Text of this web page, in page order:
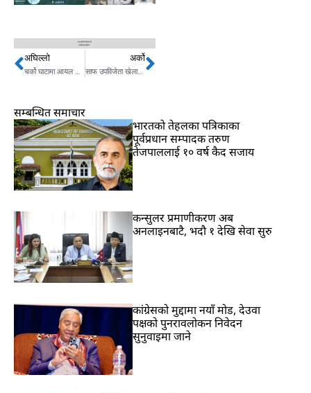
Prev
अघिल्लो
चर्को घाटामा आयल निगम, आपूर्ति व्यवस्थामा व्यवधान आउन सक्ने
अर्को
साफ उपविजेता खेलाडीहरुलाई सरकारले जनही ५ लाख दिने Next
सम्बन्धित समाचार
भारतकाे तेहलका पत्रिकाका
पूर्वप्रधान सम्पादक तरुण
तेजपाललाई १० वर्ष कैद सजाय
कन्सुलर प्रमाणीकरण अब
अनलाइनबाटै, भदौ १ देखि सेवा सुरु
कांग्रेसको मुद्दामा नयाँ मोड, देउवा
पक्षको पुनरावलोकन निवेदन
सुनुवाइमा जाने